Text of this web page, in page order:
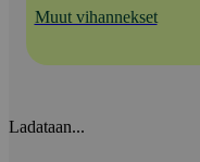
Muut vihannekset
Ladataan...